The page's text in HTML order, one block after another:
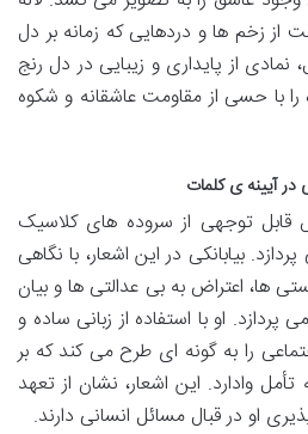
زخم ها و دردهایی که زمانه بر دل
نمادی از پایداری و زیبایی در دل رنج
با حسی از مقاومت عاشقانه و شکوه
در آیینه ی کلمات
قابل توجهی از سروده های کلاسیک
بیابانکی در این اشعار، با نگاهی
ها، اعتراض به بی عدالتی ها و بیان
او با استفاده از زبانی ساده و
را به گونه ای طرح می کند که بر
وادارد. این اشعار، نشان از تعهد
او در قبال مسائل انسانی دارند.